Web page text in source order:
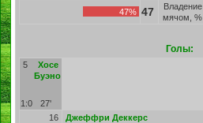
47% 47
Владение
мячом, %
Голы:
5
Хосе
Буэно
1:0
27'
16
Джеффри Деккерс